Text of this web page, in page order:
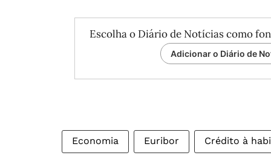
Escolha o Diário de Notícias como
Adicionar o Diário de
Economia Euribor Crédito à